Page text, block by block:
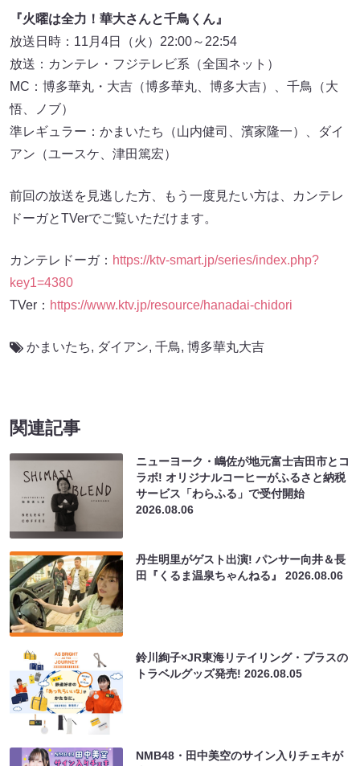
『火曜は全力！華大さんと千鳥くん』
放送日時：11月4日（火）22:00～22:54
放送：カンテレ・フジテレビ系（全国ネット）
MC：博多華丸・大吉（博多華丸、博多大吉）、千鳥（大
悟、ノブ）
準レギュラー：かまいたち（山内健司、濱家隆一）、ダイ
アン（ユースケ、津田篤宏）
前回の放送を見逃した方、もう一度見たい方は、カンテレ
ドーガとTVerでご覧いただけます。
カンテレドーガ： https://ktv-smart.jp/series/index.php?
key1=4380
TVer： https://www.ktv.jp/resource/hanadai-chidori
かまいたち, ダイアン, 千鳥, 博多華丸大吉
関連記事
ニューヨーク・嶋佐が地元富士吉田市とコ
ラボ! オリジナルコーヒーがふるさと納税
サービス「わらふる」で受付開始
2026.08.06
丹生明里がゲスト出演! パンサー向井＆長
田『くるま温泉ちゃんねる』2026.08.06
鈴川絢子×JR東海リテイリング・プラスの
トラベルグッズ発売!2026.08.05
NMB48・田中美空のサイン入りチェキが